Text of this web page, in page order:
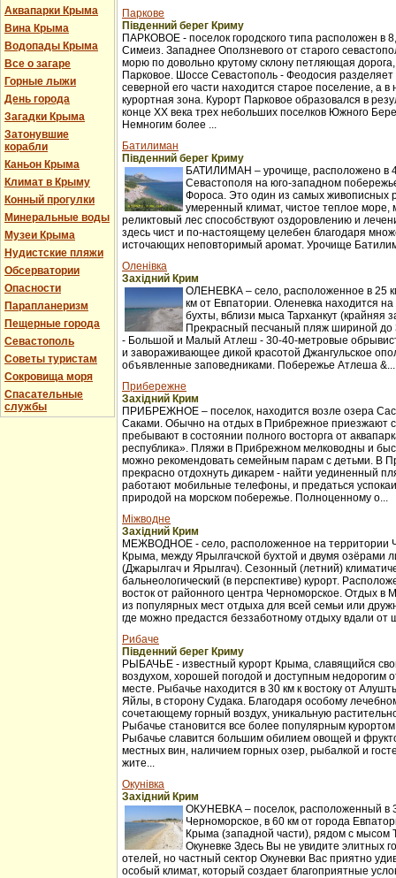
Аквапарки Крыма
Вина Крыма
Водопады Крыма
Все о загаре
Горные лыжи
День города
Загадки Крыма
Затонувшие
корабли
Каньон Крыма
Климат в Крыму
Конный прогулки
Минеральные воды
Музеи Крыма
Нудистские пляжи
Обсерватории
Опасности
Парапланеризм
Пещерные города
Севастополь
Советы туристам
Сокровища моря
Спасательные
службы
Паркове
Південний берег Криму
ПАРКОВОЕ - поселок городского типа расположен в
Симеиз. Западнее Оползневого от старого
морю по довольно крутому склону петляющая
Парковое. Шоссе Севастополь - Феодосия разделяет
северной его части находится старое поселение, а
курортная зона. Курорт Парковое образовался в
конце XX века трех небольших поселков Южного
Немногим более ...
Батилиман
Південний берег Криму
БАТИЛИМАН – урочище, расположено в
Севастополя на юго-западном
Фороса. Это один из самых живописных
умеренный климат, чистое теплое
реликтовый лес способствуют оздоровлению и
здесь чист и по-настоящему целебен благодаря
источающих неповторимый аромат. Урочище
Оленівка
Західний Крим
ОЛЕНЕВКА – село, расположенное в 25
км от Евпатории. Оленевка находится
бухты, вблизи мыса Тарханкут (крайняя
Прекрасный песчаный пляж шириной до
- Большой и Малый Атлеш - 30-40-метровые
и завораживающее дикой красотой Джангульское
объявленные заповедниками. Побережье Атлеша &...
Прибережне
Західний Крим
ПРИБРЕЖНОЕ – поселок, находится возле озера
Саками. Обычно на отдых в Прибрежное приезжают
пребывают в состоянии полного восторга от
республика». Пляжи в Прибрежном мелководны и
можно рекомендовать семейным парам с детьми. В
прекрасно отдохнуть дикарем - найти уединенный
работают мобильные телефоны, и предаться
природой на морском побережье. Полноценному о...
Міжводне
Західний Крим
МЕЖВОДНОЕ - село, расположенное на территории
Крыма, между Ярылгачской бухтой и двумя озёрами
(Джарылгач и Ярылгач). Сезонный (летний)
бальнеологический (в перспективе) курорт.
восток от районного центра Черноморское. Отдых в
из популярных мест отдыха для всей семьи или
где можно предастся беззаботному отдыху вдали от
Рибаче
Південний берег Криму
РЫБАЧЬЕ - известный курорт Крыма, славящийся
воздухом, хорошей погодой и доступным недорогим
месте. Рыбачье находится в 30 км к востоку от
Яйлы, в сторону Судака. Благодаря особому
сочетающему горный воздух, уникальную
Рыбачье становится все более популярным
Рыбачье славится большим обилием овощей и
местных вин, наличием горных озер, рыбалкой и
жите...
Окунівка
Західний Крим
ОКУНЕВКА – поселок, расположенный в
Черноморское, в 60 км от города
Крыма (западной части), рядом с мысом
Окуневке Здесь Вы не увидите элитных
отелей, но частный сектор Окуневки Вас приятно
особый климат, который создает благоприятные